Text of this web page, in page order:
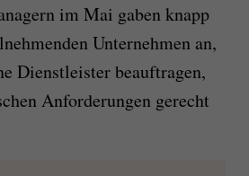
im Mai gaben knapp
Unternehmen an,
Dienstleister beauftragen,
Anforderungen gerecht